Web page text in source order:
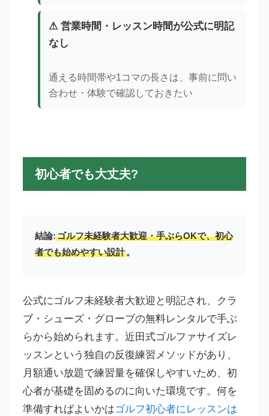
⚠ 営業時間・レッスン時間が公式に明記
なし
通える時間帯や1コマの長さは、事前に問い
合わせ・体験で確認しておきたい
初心者でも大丈夫?
結論:ゴルフ未経験者大歓迎・手ぶらOKで、初心
者でも始めやすい設計。
公式にゴルフ未経験者大歓迎と明記され、クラ
ブ・シューズ・グローブの無料レンタルで手ぶ
らから始められます。近田式ゴルファサイズレ
ッスンという独自の反復練習メソッドがあり、
月額通い放題で練習量を確保しやすいため、初
心者が基礎を固めるのに向いた環境です。何を
準備すればよいかはゴルフ初心者にレッスンは